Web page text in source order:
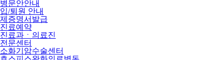
병문안안내
입/퇴원 안내
제증명서발급
진료예약
진료과ㆍ의료진
전문센터
소화기암수술센터